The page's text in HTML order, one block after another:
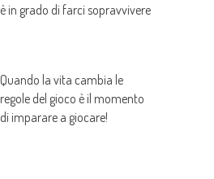
è in grado di farci sopravvivere
Quando la vita cambia le
regole del gioco è il momento
di imparare a giocare!